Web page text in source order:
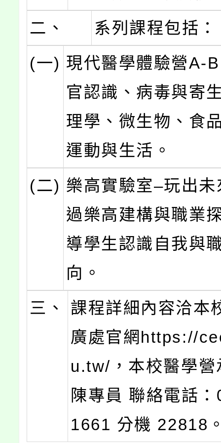
二、
系列課程包括：
(一) 現代醫學體驗營A-
官認識、病毒與寄
理學、微生物、食
運動與生活。
(二) 樂高實驗室–玩出
過樂高建構與職業
導學生認識自我與
向。
三、
課程詳細內容洽本
廣處官網https://
u.tw/，本校醫學營
陳專員 聯絡電話
1661 分機 22818